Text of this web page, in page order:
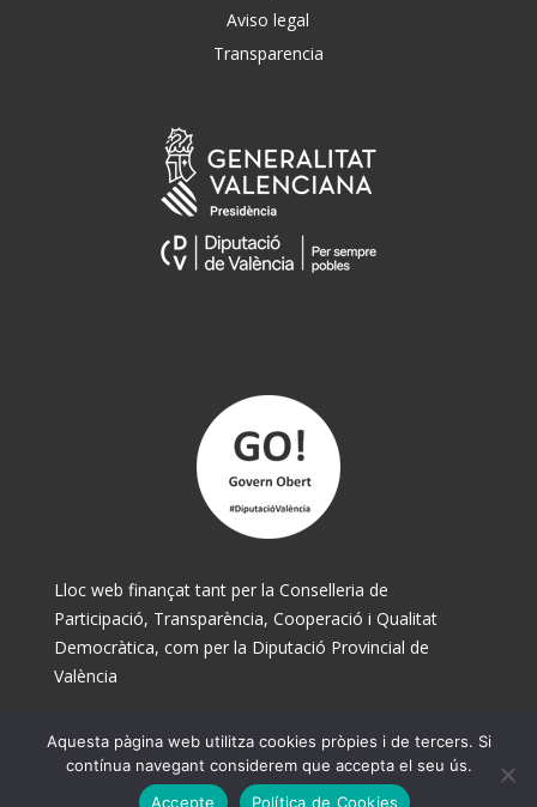
Aviso legal
Transparencia
Lloc web finançat tant per la Conselleria de
Participació, Transparència, Cooperació i Qualitat
Democràtica, com per la Diputació Provincial de
València
© Ajuntament de Museros 2025
Aquesta pàgina web utilitza cookies pròpies i de tercers. Si
contínua navegant considerem que accepta el seu ús.
Accepte
Política de Cookies